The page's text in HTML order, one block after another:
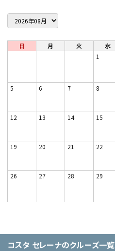
日 月 火 水
1
5 6 7 8
12 13 14 15
19 20 21 22
26 27 28 29
コスタ セレーナのクルーズ一覧